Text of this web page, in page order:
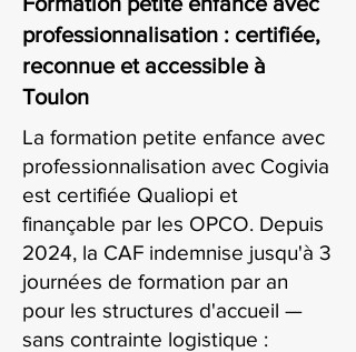
professionnalisation : certifiée,
reconnue et accessible à
Toulon
La formation petite enfance avec
professionnalisation avec Cogivia
est certifiée Qualiopi et
finançable par les OPCO. Depuis
2024, la CAF indemnise jusqu'à 3
journées de formation par an
pour les structures d'accueil —
sans contrainte logistique :